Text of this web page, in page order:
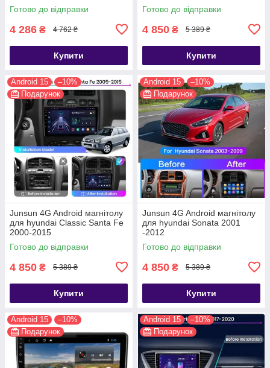
Готово до відправки
4 286 ₴ 4 762 ₴
Купити
Готово до відправки
4 850 ₴ 5 389 ₴
Купити
Android 15
–10%
Подарунок
Junsun 4G Android магнітолу
для hyundai Classic Santa Fe
2000-2015
Готово до відправки
4 850 ₴ 5 389 ₴
Купити
Android 15
–10%
Подарунок
Junsun 4G Android магнітолу
для hyundai Sonata 2001
-2012
Готово до відправки
4 850 ₴ 5 389 ₴
Купити
Android 15
–10%
Подарунок
Android 15
–10%
Подарунок